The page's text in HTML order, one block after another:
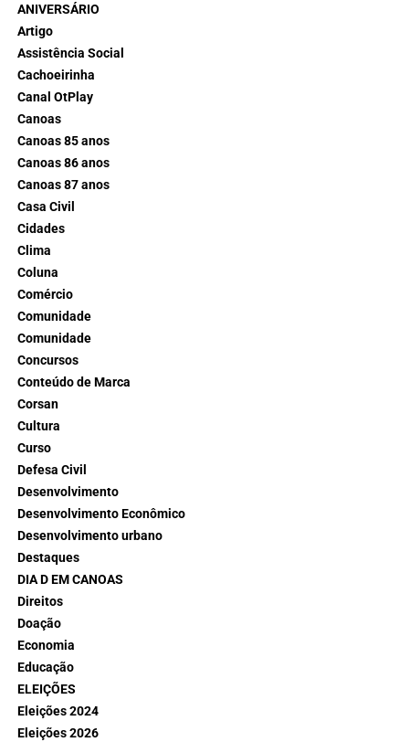
ANIVERSÁRIO
Artigo
Assistência Social
Cachoeirinha
Canal OtPlay
Canoas
Canoas 85 anos
Canoas 86 anos
Canoas 87 anos
Casa Civil
Cidades
Clima
Coluna
Comércio
Comunidade
Comunidade
Concursos
Conteúdo de Marca
Corsan
Cultura
Curso
Defesa Civil
Desenvolvimento
Desenvolvimento Econômico
Desenvolvimento urbano
Destaques
DIA D EM CANOAS
Direitos
Doação
Economia
Educação
ELEIÇÕES
Eleições 2024
Eleições 2026